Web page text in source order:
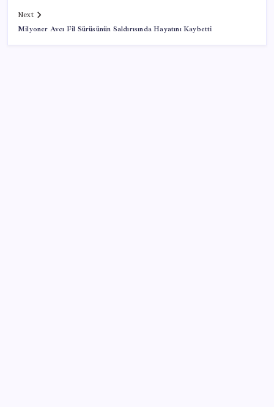
Next
Milyoner Avcı Fil Sürüsünün Saldırısında Hayatını Kaybetti